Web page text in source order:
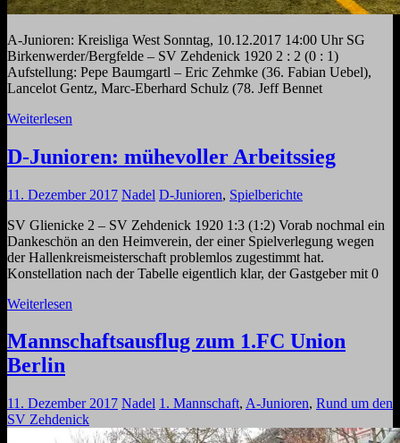
A-Junioren: Kreisliga West Sonntag, 10.12.2017 14:00 Uhr SG
Birkenwerder/Bergfelde – SV Zehdenick 1920 2 : 2 (0 : 1)
Aufstellung: Pepe Baumgartl – Eric Zehmke (36. Fabian Uebel),
Lancelot Gentz, Marc-Eberhard Schulz (78. Jeff Bennet
Weiterlesen
D-Junioren: mühevoller Arbeitssieg
11. Dezember 2017 Nadel D-Junioren, Spielberichte
SV Glienicke 2 – SV Zehdenick 1920 1:3 (1:2) Vorab nochmal ein
Dankeschön an den Heimverein, der einer Spielverlegung wegen
der Hallenkreismeisterschaft problemlos zugestimmt hat.
Konstellation nach der Tabelle eigentlich klar, der Gastgeber mit 0
Weiterlesen
Mannschaftsausflug zum 1.FC Union
Berlin
11. Dezember 2017 Nadel 1. Mannschaft, A-Junioren, Rund um den
SV Zehdenick